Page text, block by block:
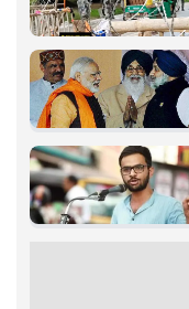
नतीजों पर
बजट!
अर्थतंत्र| अनन्त मित्तल|